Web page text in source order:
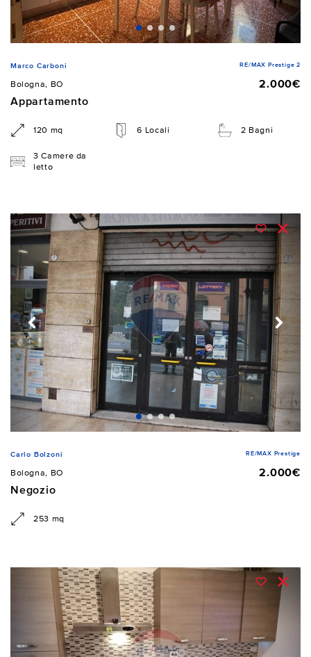
Marco Carboni RE/MAX Prestige 2
Bologna, BO
2.000€
Appartamento
120 mq 6 Locali 2 Bagni
3 Camere da
letto
Carlo Bolzoni RE/MAX Prestige
Bologna, BO
2.000€
Negozio
253 mq